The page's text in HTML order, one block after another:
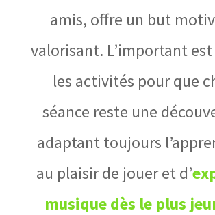
amis, offre un but
valorisant. L’important
les activités pour que
séance reste une
adaptant toujours
au plaisir de jouer et d’
musique dès le plus